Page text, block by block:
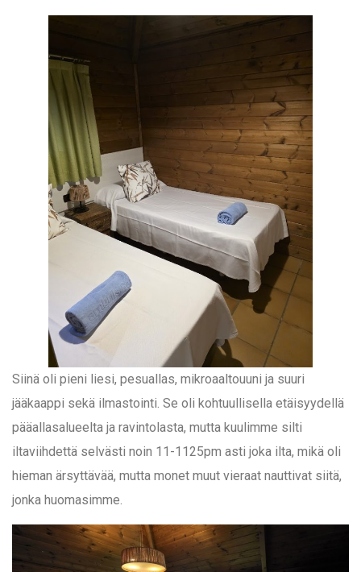
Siinä oli pieni liesi, pesuallas, mikroaaltouuni ja suuri
jääkaappi sekä ilmastointi. Se oli kohtuullisella etäisyydellä
pääallasalueelta ja ravintolasta, mutta kuulimme silti
iltaviihdettä selvästi noin 11-1125pm asti joka ilta, mikä oli
hieman ärsyttävää, mutta monet muut vieraat nauttivat siitä,
jonka huomasimme.